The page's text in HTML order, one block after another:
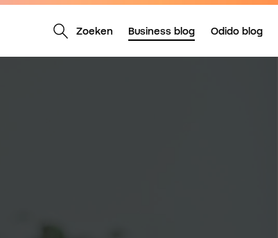
Zoeken Business blog Odido blog